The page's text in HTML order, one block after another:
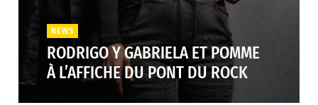
NEWS
RODRIGO Y GABRIELA ET POMME
À L’AFFICHE DU PONT DU ROCK